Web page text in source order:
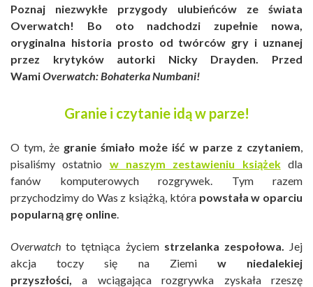
Poznaj niezwykłe przygody ulubieńców ze świata
Overwatch! Bo oto nadchodzi zupełnie nowa,
oryginalna historia prosto od twórców gry i uznanej
przez krytyków autorki Nicky Drayden. Przed
WamiOverwatch: Bohaterka Numbani!
Granie i czytanie idą w parze!
O tym, że granie śmiało może iść w parze z czytaniem,
pisaliśmy ostatnio w naszym zestawieniu książek dla
fanów komputerowych rozgrywek. Tym razem
przychodzimy do Was z książką, która powstała w oparciu
popularną grę online.
Overwatch totętniąca życiem strzelanka zespołowa. Jej
akcja toczy się na Ziemi w niedalekiej
przyszłości,a wciągająca rozgrywka zyskała rzeszę